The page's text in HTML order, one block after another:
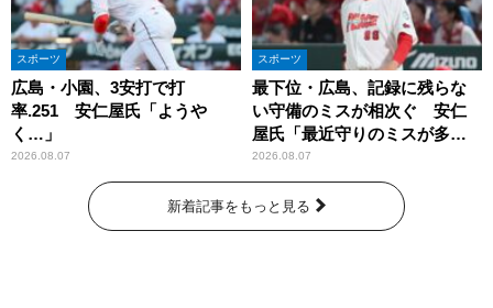
スポーツ
広島・小園、3安打で打
率.251 安仁屋氏「ようや
く…」
2026.08.07
スポーツ
最下位・広島、記録に残らな
い守備のミスが相次ぐ 安仁
屋氏「最近守りのミスが多
い」
2026.08.07
新着記事をもっと見る